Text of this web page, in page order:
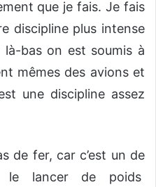
que je fais. Je fais
discipline plus intense
bas on est soumis à
mêmes des avions et
une discipline assez
de fer, car c’est un de
lancer de poids